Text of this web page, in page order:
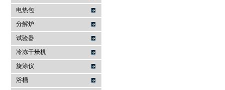
电热包
分解炉
试验器
冷冻干燥机
旋涂仪
浴槽